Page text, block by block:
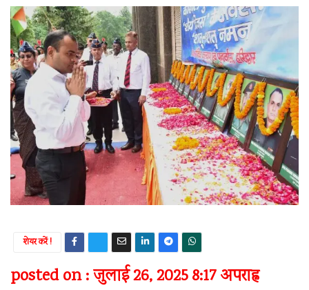
शेयर करें !
posted on : जुलाई 26, 2025 8:17 अपराह्न